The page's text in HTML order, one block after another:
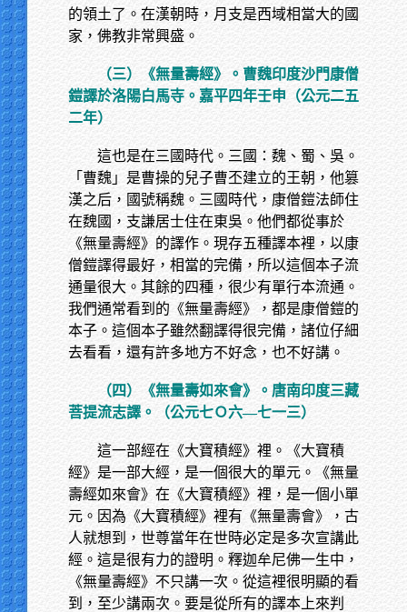
的領土了。在漢朝時，月支是西域相當大的國
家，佛教非常興盛。
（三）《無量壽經》。曹魏印度沙門康僧
鎧譯於洛陽白馬寺。嘉平四年壬申（公元二五
二年）
這也是在三國時代。三國：魏、蜀、吳。
「曹魏」是曹操的兒子曹丕建立的王朝，他篡
漢之后，國號稱魏。三國時代，康僧鎧法師住
在魏國，支謙居士住在東吳。他們都從事於
《無量壽經》的譯作。現存五種譯本裡，以康
僧鎧譯得最好，相當的完備，所以這個本子流
通量很大。其餘的四種，很少有單行本流通。
我們通常看到的《無量壽經》，都是康僧鎧的
本子。這個本子雖然翻譯得很完備，諸位仔細
去看看，還有許多地方不好念，也不好講。
（四）《無量壽如來會》。唐南印度三藏
菩提流志譯。（公元七Ｏ六—七一三）
這一部經在《大寶積經》裡。《大寶積
經》是一部大經，是一個很大的單元。《無量
壽經如來會》在《大寶積經》裡，是一個小單
元。因為《大寶積經》裡有《無量壽會》，古
人就想到，世尊當年在世時必定是多次宣講此
經。這是很有力的證明。釋迦牟尼佛一生中，
《無量壽經》不只講一次。從這裡很明顯的看
到，至少講兩次。要是從所有的譯本上來判